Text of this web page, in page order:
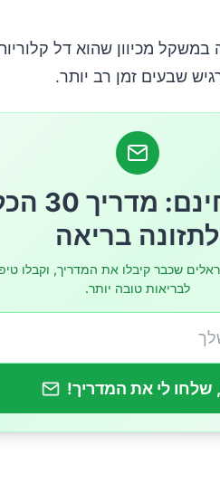
במשקל מכיוון שהוא דל
שבעים זמן רב יותר.
🎁 קבלו
לתזונה בריאה
ל-46,000 ישראלים שכבר קיבלו את המדריך,
לבריאות טובה יותר.
שלחו לי את המדריך!